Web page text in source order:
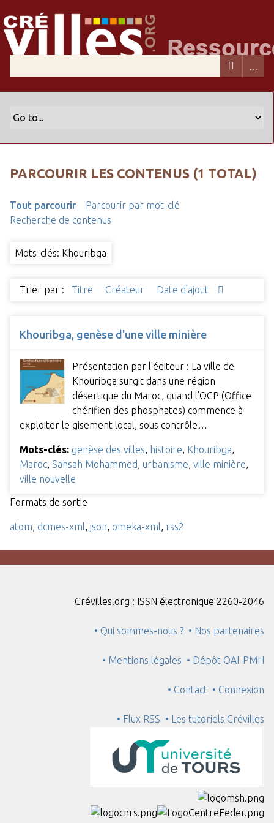
PARCOURIR LES CONTENUS (1 TOTAL)
Tout parcourir
Parcourir par mot-clé
Recherche de contenus
Mots-clés: Khouribga
Trier par : Titre Créateur Date d'ajout
Khouribga, genèse d'une ville minière
Présentation par l'éditeur : La ville de
Khouribga surgit dans une région
désertique du Maroc, quand l’OCP (Office
chérifien des phosphates) commence à
exploiter le gisement local, sous contrôle…
Mots-clés: genèse des villes histoire Khouribga
Maroc Sahsah Mohammed urbanisme ville minière
ville nouvelle
Formats de sortie
atom dcmes-xml json omeka-xml rss2
Crévilles.org : ISSN électronique 2260-2046
• Qui sommes-nous ? • Nos partenaires
• Mentions légales • Dépôt OAI-PMH
• Contact • Connexion
• Flux RSS • Les tutoriels Crévilles